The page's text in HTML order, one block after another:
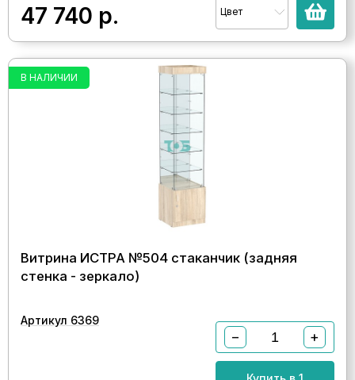
47 740 р. Цвет
В НАЛИЧИИ
Витрина ИСТРА №504 стаканчик (задняя
стенка - зеркало)
Артикул 6369
− +